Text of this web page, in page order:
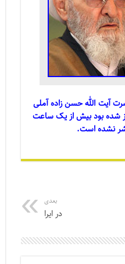
آیت الله حسن زاده آملی
شده بود بیش از یک ساعت
نشده است.
بعدی
در ایرا